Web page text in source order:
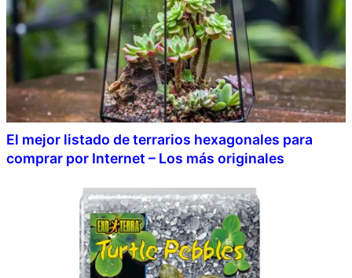
El mejor listado de terrarios hexagonales para
comprar por Internet – Los más originales